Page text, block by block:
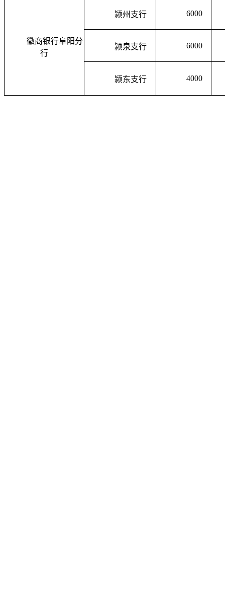
徽商银行阜阳分
行
颍州支行 6000
颍泉支行 6000
颍东支行 4000